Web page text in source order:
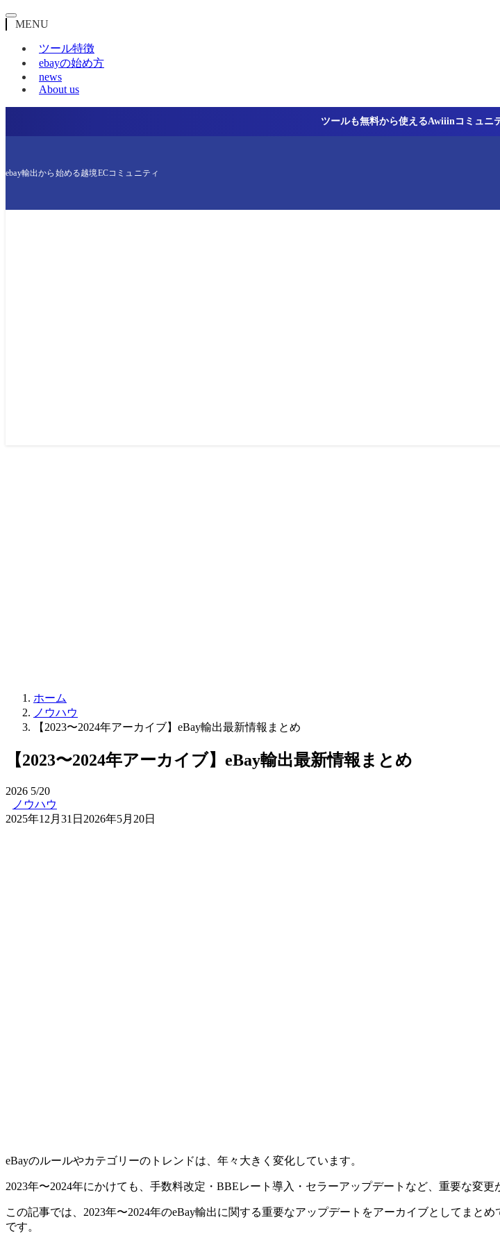
MENU
ツール特徴
ebayの始め方
news
About us
ツールも無料から使えるAwiiinコミュニ
ebay輸出から始める越境ECコミュニティ
ホーム
ノウハウ
【2023〜2024年アーカイブ】eBay輸出最新情報まとめ
【2023〜2024年アーカイブ】eBay輸出最新情報まとめ
2026 5/20
ノウハウ
2025年12月31日 2026年5月20日
eBayのルールやカテゴリーのトレンドは、年々大きく変化しています。
2023年〜2024年にかけても、手数料改定・BBEレート導入・セラーアップデートなど、重要な変更
この記事では、2023年〜2024年のeBay輸出に関する重要なアップデートをアーカイブとしてま
です。